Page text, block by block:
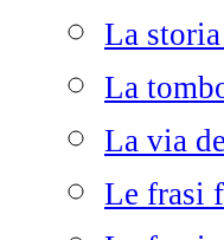
La
La
La via
Le frasi